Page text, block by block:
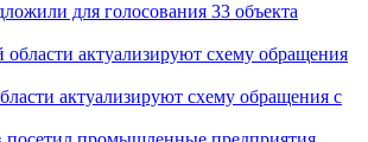
для голосования 33 объекта
актуализируют схему обращения с